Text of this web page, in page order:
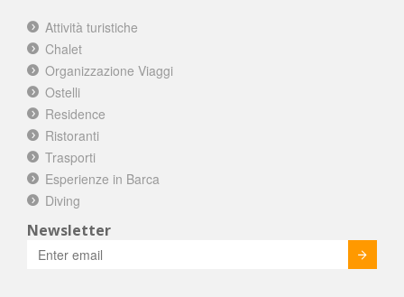
Attività turistiche
Chalet
Organizzazione Viaggi
Ostelli
Residence
Ristoranti
Trasporti
Esperienze in Barca
Diving
Newsletter